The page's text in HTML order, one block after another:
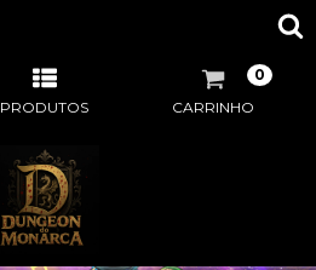
PRODUTOS CARRINHO
0